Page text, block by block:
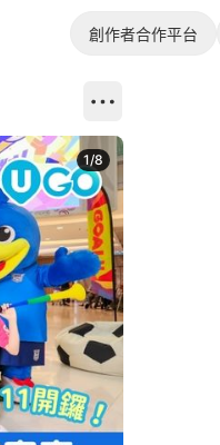
創作者合作平台
1/8